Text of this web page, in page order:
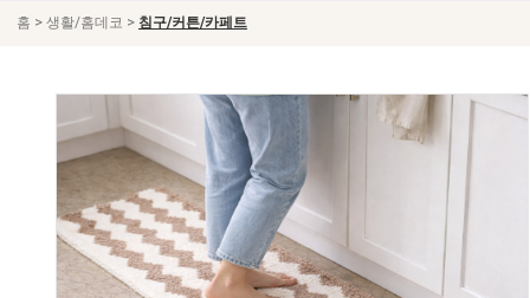
홈 > 생활/홈데코 > 침구/커튼/카페트